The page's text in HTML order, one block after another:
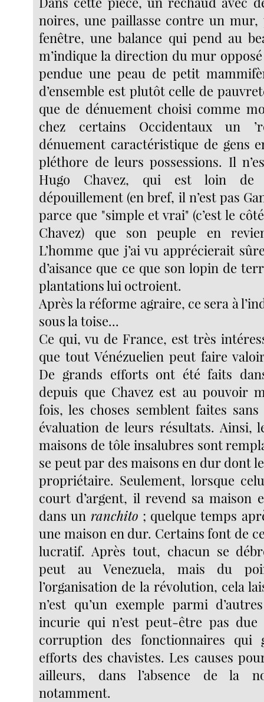
noires, une paillasse contre un mur,
fenêtre, une balance qui pend au
m’indique la direction du mur opposé
pendue une peau de petit
d’ensemble est plutôt celle de
que de dénuement choisi comme
chez certains Occidentaux un
dénuement caractéristique de gens
pléthore de leurs possessions. Il
Hugo Chavez, qui est loin
dépouillement (en bref, il n’est pas
parce que "simple et vrai" (c’est le
Chavez) que son peuple en
L’homme que j’ai vu apprécierait
d’aisance que ce que son lopin de
plantations lui octroient.
Après la réforme agraire, ce sera à
sous la toise...
Ce qui, vu de France, est très
que tout Vénézuelien peut faire
De grands efforts ont été faits
depuis que Chavez est au pouvoir
fois, les choses semblent faites
évaluation de leurs résultats. Ainsi,
maisons de tôle insalubres sont
se peut par des maisons en dur dont
propriétaire. Seulement, lorsque
court d’argent, il revend sa maison
dans un ranchito ; quelque temps
une maison en dur. Certains font de
lucratif. Après tout, chacun se
peut au Venezuela, mais du
l’organisation de la révolution, cela
n’est qu’un exemple parmi
incurie qui n’est peut-être pas due
corruption des fonctionnaires qui
efforts des chavistes. Les causes
ailleurs, dans l’absence de la
notamment.